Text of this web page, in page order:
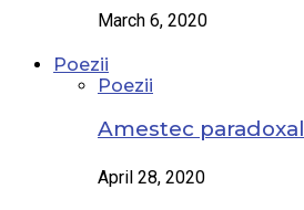
March 6, 2020
Poezii
Poezii
Amestec paradoxal
April 28, 2020